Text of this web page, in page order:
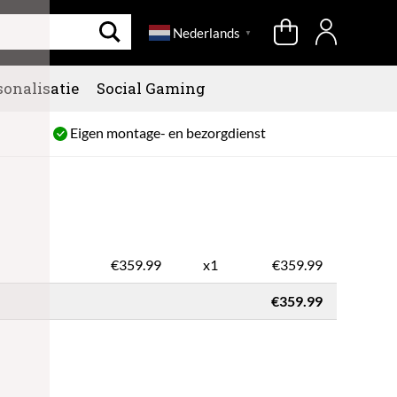
Nederlands ▼
Social Gaming
Eigen montage- en bezorgdienst
€359.99 x1 €359.99
€359.99